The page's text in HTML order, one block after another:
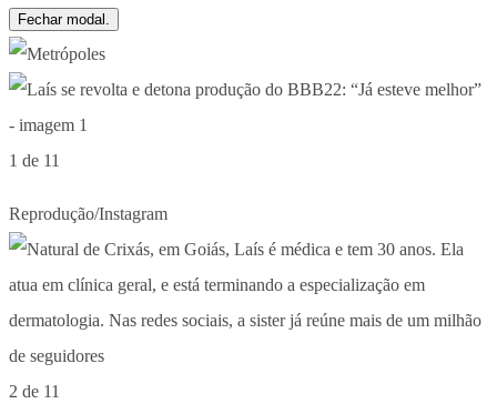
Fechar modal.
1 de 11
Reprodução/Instagram
2 de 11